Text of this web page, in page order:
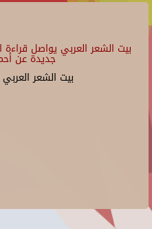
بيت الشعر العربي يواصل قراءة
جديدة عن
بيت الشعر